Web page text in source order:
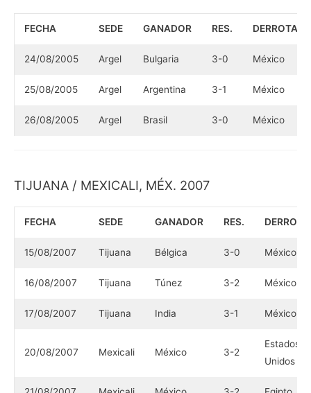
FECHA SEDE GANADOR RES.
24/08/2005 Argel Bulgaria 3-0 México
25/08/2005 Argel Argentina 3-1 México
26/08/2005 Argel Brasil 3-0 México
TIJUANA / MEXICALI, MÉX. 2007
FECHA SEDE GANADOR RES.
15/08/2007 Tijuana Bélgica 3-0 México
16/08/2007 Tijuana Túnez 3-2 México
17/08/2007 Tijuana India 3-1 México
20/08/2007 Mexicali México 3-2
Estados
Unidos